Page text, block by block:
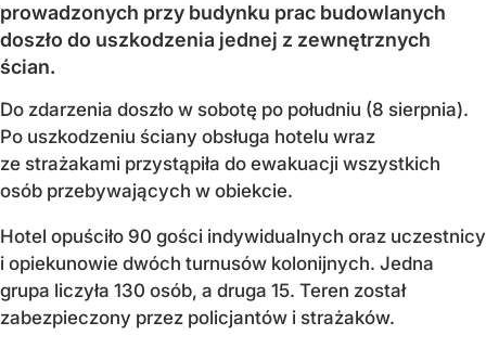
prowadzonych przy budynku prac budowlanych
doszło do uszkodzenia jednej z zewnętrznych
ścian.
Do zdarzenia doszło w sobotę po południu (8 sierpnia).
Po uszkodzeniu ściany obsługa hotelu wraz
ze strażakami przystąpiła do ewakuacji wszystkich
osób przebywających w obiekcie.
Hotel opuściło 90 gości indywidualnych oraz uczestnicy
i opiekunowie dwóch turnusów kolonijnych. Jedna
grupa liczyła 130 osób, a druga 15. Teren został
zabezpieczony przez policjantów i strażaków.